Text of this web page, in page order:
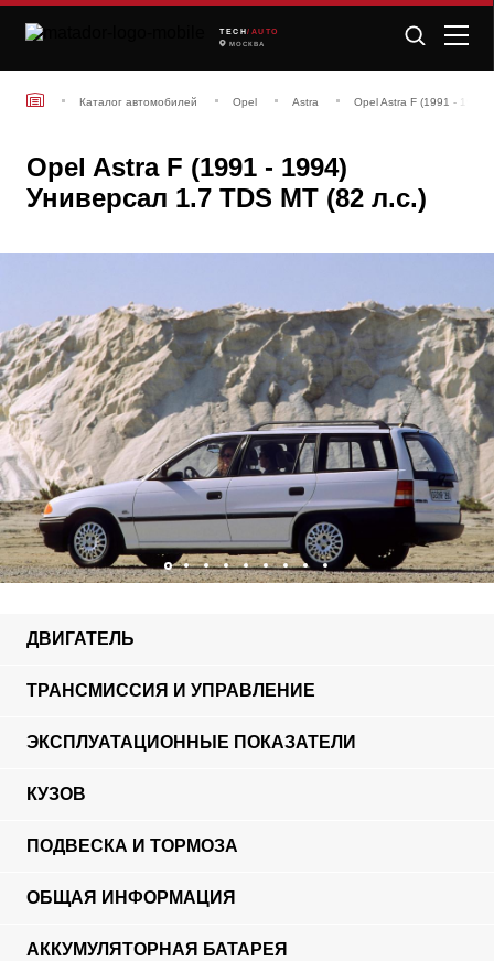
TECH /AUTO
МОСКВА
Каталог автомобилей Opel Astra Opel Astra F (1991 - 1994)
Opel Astra F (1991 - 1994)
Универсал 1.7 TDS MT (82 л.с.)
ДВИГАТЕЛЬ
ТРАНСМИССИЯ И УПРАВЛЕНИЕ
ЭКСПЛУАТАЦИОННЫЕ ПОКАЗАТЕЛИ
КУЗОВ
ПОДВЕСКА И ТОРМОЗА
ОБЩАЯ ИНФОРМАЦИЯ
АККУМУЛЯТОРНАЯ БАТАРЕЯ